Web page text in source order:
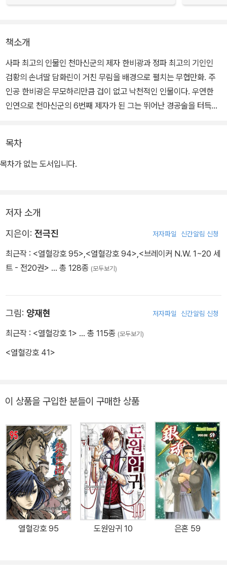
책소개
사파 최고의 인물인 천마신군의 제자 한비광과 정파 최고의 기인인
검황의 손녀딸 담화린이 거친 무림을 배경으로 펼치는 무협만화. 주
인공 한비광은 무모하리만큼 겁이 없고 낙천적인 인물이다. 우연한
인연으로 천마신군의 6번째 제자가 된 그는 뛰어난 경공술을 터득하
로 실종된 할아버지를 찾기 위해 남장으로 변장하고 강호를 누비다
한비광을 만나 사랑을 키워간다.
목차
목차가 없는 도서입니다.
저자 소개
지은이: 전극진 저자파일 신간알림 신청
최근작 : <열혈강호 95>,<열혈강호 94>,<브레이커 N.W. 1~20 세
트 - 전20권> … 총 128종 (모두보기)
그림: 양재현 저자파일 신간알림 신청
최근작 : <열혈강호 1> … 총 115종 (모두보기)
<열혈강호 41>
이 상품을 구입한 분들이 구매한 상품
열혈강호 95 도원암귀 10 은혼 59